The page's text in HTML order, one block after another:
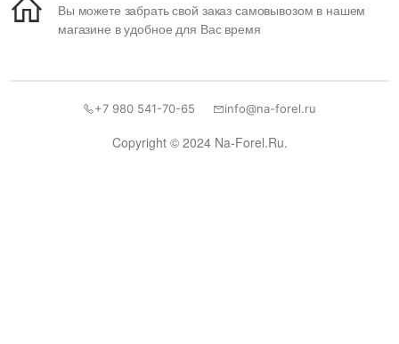
Вы можете забрать свой заказ самовывозом в нашем
магазине в удобное для Вас время
Copyright © 2024 Na-Forel.Ru.
+7 980 541-70-65 info@na-forel.ru